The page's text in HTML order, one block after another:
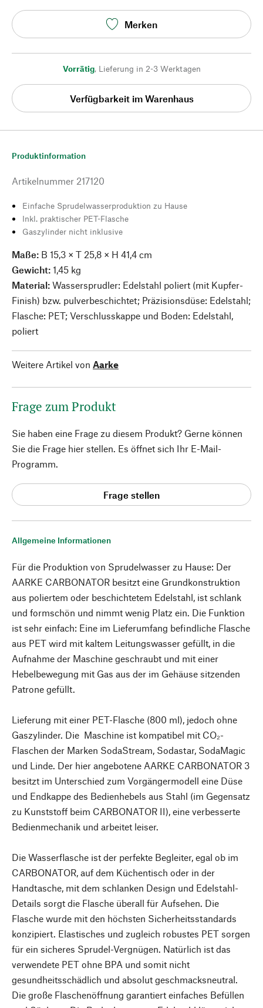
Merken
Vorrätig, Lieferung in 2-3 Werktagen
Verfügbarkeit im Warenhaus
Allgemeine Informationen
Für die Produktion von Sprudelwasser zu Hause: Der
AARKE CARBONATOR besitzt eine Grundkonstruktion
aus poliertem oder beschichtetem Edelstahl, ist schlank
und formschön und nimmt wenig Platz ein. Die Funktion
ist sehr einfach: Eine im Lieferumfang befindliche Flasche
aus PET wird mit kaltem Leitungswasser gefüllt, in die
Aufnahme der Maschine geschraubt und mit einer
Hebelbewegung mit Gas aus der im Gehäuse sitzenden
Patrone gefüllt.
Lieferung mit einer PET-Flasche (800 ml), jedoch ohne
Gaszylinder. Die Maschine ist kompatibel mit CO₂-
Flaschen der Marken SodaStream, Sodastar, SodaMagic
und Linde. Der hier angebotene AARKE CARBONATOR 3
besitzt im Unterschied zum Vorgängermodell eine Düse
und Endkappe des Bedienhebels aus Stahl (im Gegensatz
zu Kunststoff beim CARBONATOR II), eine verbesserte
Bedienmechanik und arbeitet leiser.
Die Wasserflasche ist der perfekte Begleiter, egal ob im
CARBONATOR, auf dem Küchentisch oder in der
Handtasche, mit dem schlanken Design und Edelstahl-
Details sorgt die Flasche überall für Aufsehen. Die
Flasche wurde mit den höchsten Sicherheitsstandards
konzipiert. Elastisches und zugleich robustes PET sorgen
für ein sicheres Sprudel-Vergnügen. Natürlich ist das
verwendete PET ohne BPA und somit nicht
gesundheitsschädlich und absolut geschmacksneutral.
Die große Flaschenöffnung garantiert einfaches Befüllen
Produktinformation
Artikelnummer 217120
Einfache Sprudelwasserproduktion zu Hause
Inkl. praktischer PET-Flasche
Gaszylinder nicht inklusive
Maße: B 15,3 × T 25,8 × H 41,4 cm
Gewicht: 1,45 kg
Material: Wassersprudler: Edelstahl poliert (mit Kupfer-
Finish) bzw. pulverbeschichtet; Präzisionsdüse: Edelstahl;
Flasche: PET; Verschlusskappe und Boden: Edelstahl,
poliert
Weitere Artikel von Aarke
Frage zum Produkt
Sie haben eine Frage zu diesem Produkt? Gerne können
Sie die Frage hier stellen. Es öffnet sich Ihr E-Mail-
Programm.
Frage stellen